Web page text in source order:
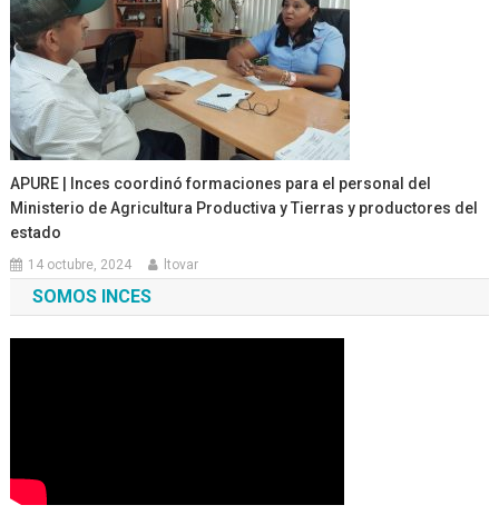
APURE | Inces coordinó formaciones para el personal del
Ministerio de Agricultura Productiva y Tierras y productores del
estado
14 octubre, 2024 ltovar
SOMOS INCES